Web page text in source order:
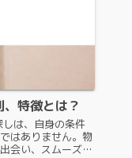
特徴とは？
は、自身の条件
はありません。物
会い、スムーズか